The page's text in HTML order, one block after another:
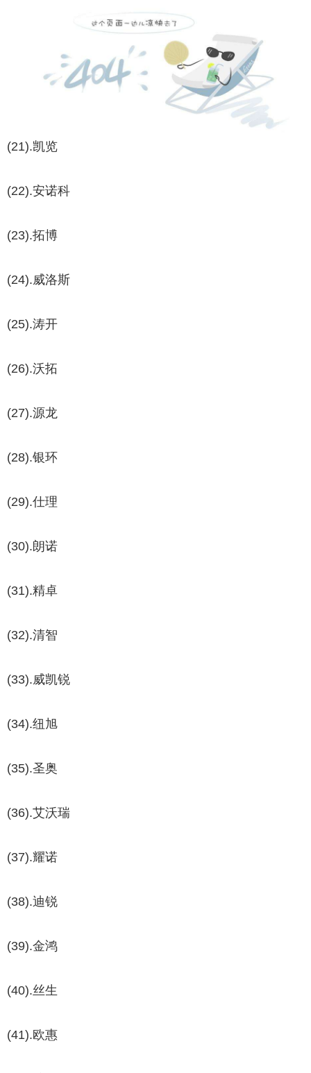
(21).凯览
(22).安诺科
(23).拓博
(24).威洛斯
(25).涛开
(26).沃拓
(27).源龙
(28).银环
(29).仕理
(30).朗诺
(31).精卓
(32).清智
(33).威凯锐
(34).纽旭
(35).圣奥
(36).艾沃瑞
(37).耀诺
(38).迪锐
(39).金鸿
(40).丝生
(41).欧惠